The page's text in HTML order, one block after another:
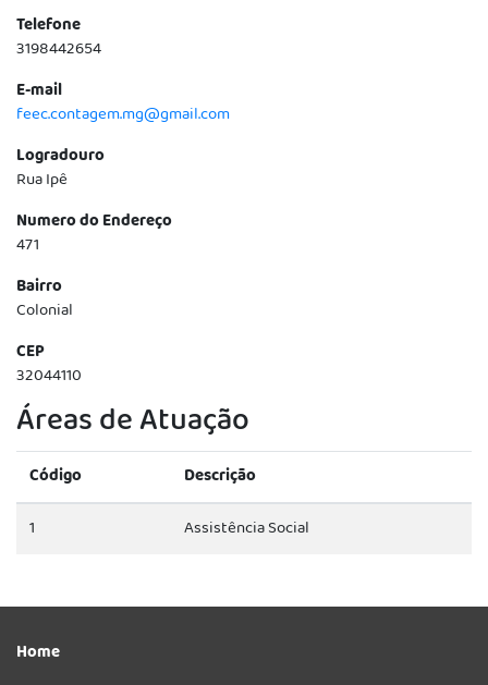
Telefone
3198442654
E-mail
feec.contagem.mg@gmail.com
Logradouro
Rua Ipê
Numero do Endereço
471
Bairro
Colonial
CEP
32044110
Áreas de Atuação
Código
Descrição
1
Assistência Social
Home